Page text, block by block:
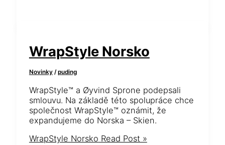
WrapStyle Norsko
Novinky/puding
WrapStyle™ a Øyvind Sprone podepsali
smlouvu. Na základě této spolupráce chce
společnost WrapStyle™ oznámit, že
expandujeme do Norska – Skien.
WrapStyle Norsko Read Post »